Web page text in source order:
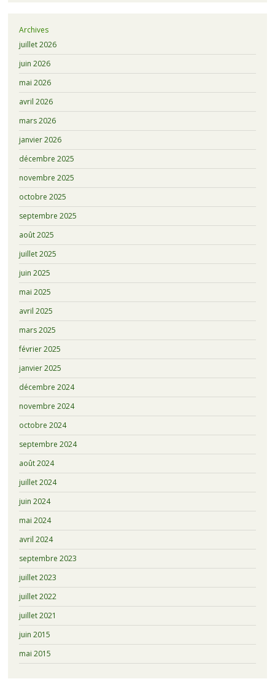
Archives
juillet 2026
juin 2026
mai 2026
avril 2026
mars 2026
janvier 2026
décembre 2025
novembre 2025
octobre 2025
septembre 2025
août 2025
juillet 2025
juin 2025
mai 2025
avril 2025
mars 2025
février 2025
janvier 2025
décembre 2024
novembre 2024
octobre 2024
septembre 2024
août 2024
juillet 2024
juin 2024
mai 2024
avril 2024
septembre 2023
juillet 2023
juillet 2022
juillet 2021
juin 2015
mai 2015